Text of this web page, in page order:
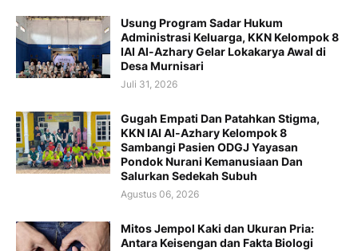
Usung Program Sadar Hukum
Administrasi Keluarga, KKN Kelompok 8
IAI Al-Azhary Gelar Lokakarya Awal di
Desa Murnisari
Juli 31, 2026
Gugah Empati Dan Patahkan Stigma,
KKN IAI Al-Azhary Kelompok 8
Sambangi Pasien ODGJ Yayasan
Pondok Nurani Kemanusiaan Dan
Salurkan Sedekah Subuh
Agustus 06, 2026
Mitos Jempol Kaki dan Ukuran Pria:
Antara Keisengan dan Fakta Biologi